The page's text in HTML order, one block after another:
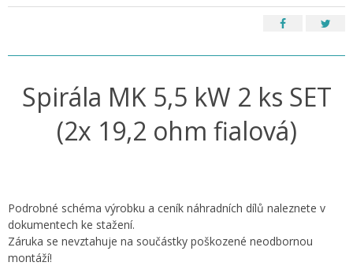
Spirála MK 5,5 kW 2 ks SET
(2x 19,2 ohm fialová)
Podrobné schéma výrobku a ceník náhradních dílů naleznete v
dokumentech ke stažení.
Záruka se nevztahuje na součástky poškozené neodbornou
montáží!